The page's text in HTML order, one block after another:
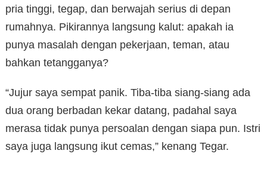
pria tinggi, tegap, dan berwajah serius di depan
rumahnya. Pikirannya langsung kalut: apakah ia
punya masalah dengan pekerjaan, teman, atau
bahkan tetangganya?
“Jujur saya sempat panik. Tiba-tiba siang-siang ada
dua orang berbadan kekar datang, padahal saya
merasa tidak punya persoalan dengan siapa pun. Istri
saya juga langsung ikut cemas,” kenang Tegar.